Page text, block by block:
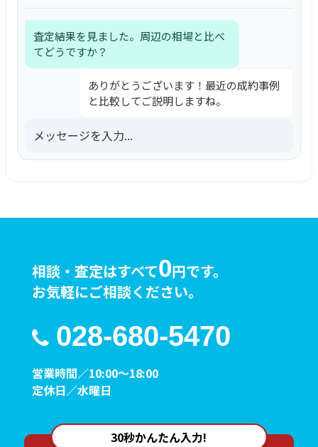
査定結果を見ました。周辺の相場と比べ
てどうですか？
ありがとうございます！最近の成約事例
と比較してご説明しますね。
メッセージを入力...
相談・査定はすべて0円です。
お気軽にご相談ください。
028-680-5470
営業時間／10:00～18:00
定休日／水曜日
30秒かんたん入力!